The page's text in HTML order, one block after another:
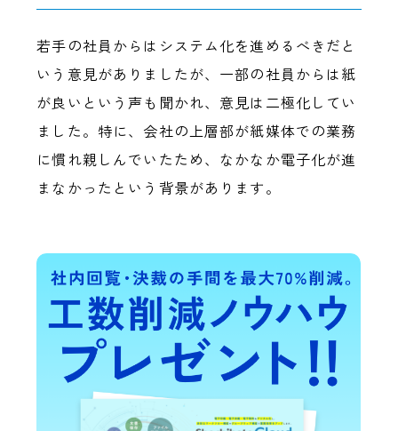
若手の社員からはシステム化を進めるべきだと
いう意見がありましたが、一部の社員からは紙
が良いという声も聞かれ、意見は二極化してい
ました。特に、会社の上層部が紙媒体での業務
に慣れ親しんでいたため、なかなか電子化が進
まなかったという背景があります。